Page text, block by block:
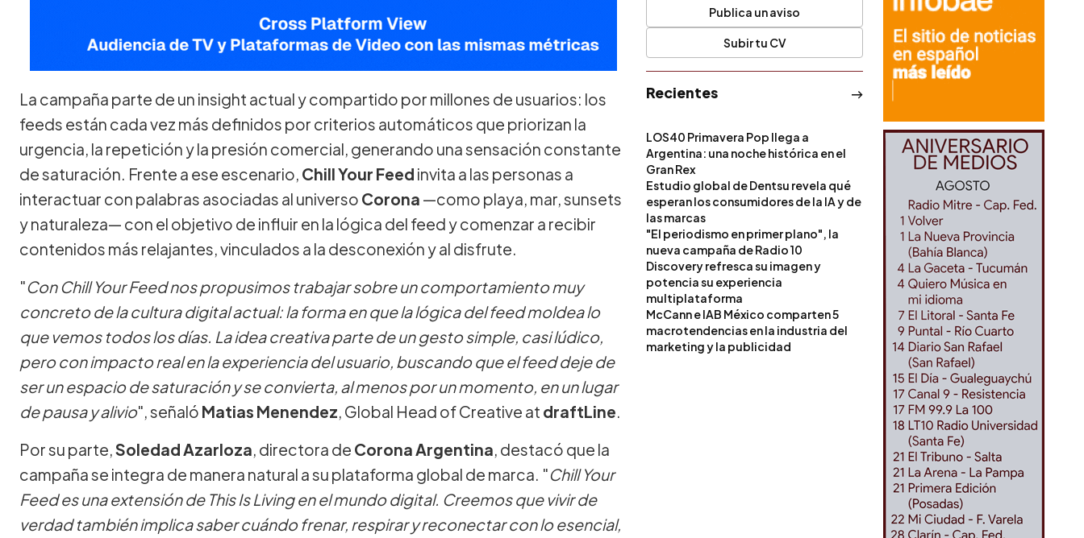
La campaña parte de un insight actual y compartido por millones de usuarios: los
feeds están cada vez más definidos por criterios automáticos que priorizan la
urgencia, la repetición y la presión comercial, generando una sensación constante
de saturación. Frente a ese escenario, Chill Your Feed invita a las personas a
interactuar con palabras asociadas al universo Corona —como playa, mar, sunsets
y naturaleza— con el objetivo de influir en la lógica del feed y comenzar a recibir
contenidos más relajantes, vinculados a la desconexión y al disfrute.
"Con Chill Your Feed nos propusimos trabajar sobre un comportamiento muy
concreto de la cultura digital actual: la forma en que la lógica del feed moldea lo
que vemos todos los días. La idea creativa parte de un gesto simple, casi lúdico,
pero con impacto real en la experiencia del usuario, buscando que el feed deje de
ser un espacio de saturación y se convierta, al menos por un momento, en un lugar
de pausa y alivio", señaló Matias Menendez, Global Head of Creative at draftLine.
Por su parte, Soledad Azarloza, directora de Corona Argentina, destacó que la
campaña se integra de manera natural a su plataforma global de marca. "Chill Your
Feed es una extensión de This Is Living en el mundo digital. Creemos que vivir de
verdad también implica saber cuándo frenar, respirar y reconectar con lo esencial,
Publica un aviso
Subir tu CV
Recientes
LOS40 Primavera Pop llega a
Argentina: una noche histórica en el
Gran Rex
Estudio global de Dentsu revela qué
esperan los consumidores de la IA y de
las marcas
"El periodismo en primer plano", la
nueva campaña de Radio 10
Discovery refresca su imagen y
potencia su experiencia
multiplataforma
McCann e IAB México comparten 5
macrotendencias en la industria del
marketing y la publicidad